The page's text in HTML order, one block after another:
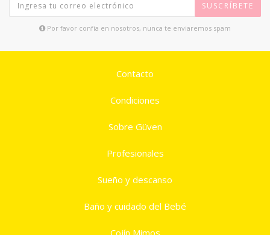
SUSCRÍBETE
Por favor confía en nosotros, nunca te enviaremos spam
Contacto
Condiciones
Sobre Güven
Profesionales
Sueño y descanso
Baño y cuidado del Bebé